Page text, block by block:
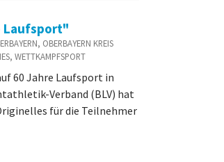
Laufsport"
OBERBAYERN KREIS
WETTKAMPFSPORT
60 Jahre Laufsport in
Verband (BLV) hat
für die Teilnehmer